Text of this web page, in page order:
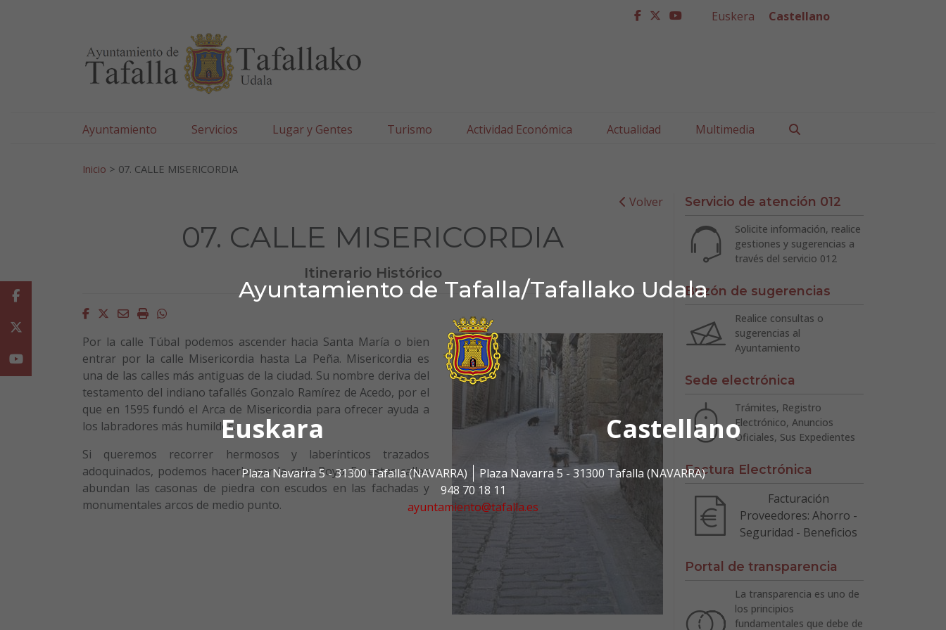
Ayuntamiento de Tafalla/Tafallako Udala
Euskara Castellano
Plaza Navarra 5 - 31300 Tafalla (NAVARRA)
Plaza Navarra 5 - 31300 Tafalla (NAVARRA)
948 70 18 11
ayuntamiento@tafalla.es
facebook
twitter
youtube
Euskera Castellano
Ayuntamiento Servicios Lugar y Gentes Turismo Actividad Económica Actualidad Multimedia
Inicio > 07. CALLE MISERICORDIA
Volver
07. CALLE MISERICORDIA
Itinerario Histórico
Facebook
Twitter
EmailImprimirWhatsapp
Por la calle Túbal podemos ascender hacia Santa María o bien
entrar por la calle Misericordia hasta La Peña. Misericordia es
una de las calles más antiguas de la ciudad. Su nombre deriva del
testamento del indiano tafallés Gonzalo Ramírez de Acedo, por el
que en 1595 fundó el Arca de Misericordia para ofrecer ayuda a
los labradores más humildes.
Si queremos recorrer hermosos y laberínticos trazados
adoquinados, podemos hacerlo por la calle Poyo. En estas calles
abundan las casonas de piedra con escudos en las fachadas y
monumentales arcos de medio punto.
Servicio de atención 012
Solicite información, realice
gestiones y sugerencias a
través del servicio 012
Buzón de sugerencias
Realice consultas o
sugerencias al
Ayuntamiento
Sede electrónica
Trámites, Registro
Electrónico, Anuncios
Oficiales, Sus Expedientes
Factura Electrónica
Facturación
Proveedores: Ahorro -
Seguridad - Beneficios
Portal de transparencia
La transparencia es uno de
los principios
fundamentales que debe de
Facebook
Youtube